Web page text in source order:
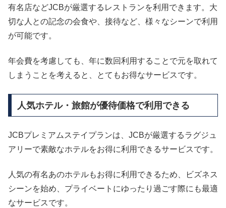
有名店などJCBが厳選するレストランを利用できます。大
切な人との記念の会食や、接待など、様々なシーンで利用
が可能です。
年会費を考慮しても、年に数回利用することで元を取れて
しまうことを考えると、とてもお得なサービスです。
人気ホテル・旅館が優待価格で利用できる
JCBプレミアムステイプランは、JCBが厳選するラグジュ
アリーで素敵なホテルをお得に利用できるサービスです。
人気の有名あのホテルもお得に利用できるため、ビズネス
シーンを始め、プライベートにゆったり過ごす際にも最適
なサービスです。